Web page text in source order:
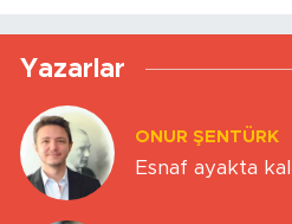
Yazarlar
ONUR ŞENTÜRK
Esnaf ayakta